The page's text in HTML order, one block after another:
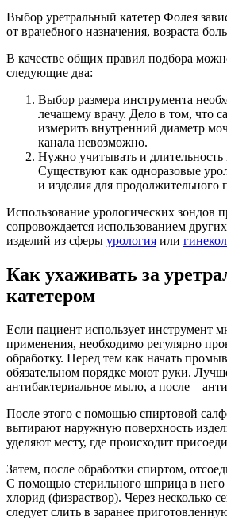
Выбор уретральный катетер Фолея
от врачебного назначения, возраста
В качестве общих правил подбора
следующие два:
Выбор размера инструмента
лечащему врачу. Дело в том, что
измерить внутренний диаметр
канала невозможно.
Нужно учитывать и длительность
Существуют как одноразовые
и изделия для продолжительного
Использование урологических зондов
сопровождается использованием
изделий из сферы урология или
Как ухаживать за
катетером
Если пациент использует инструмент
применения, необходимо регулярно
обработку. Перед тем как начать
обязательном порядке моют руки.
антибактериальное мыло, а после –
После этого с помощью спиртовой
вытирают наружную поверхность
уделяют месту, где происходит
Затем, после обработки спиртом,
С помощью стерильного шприца в него
хлорид (физраствор). Через несколько
следует слить в заранее